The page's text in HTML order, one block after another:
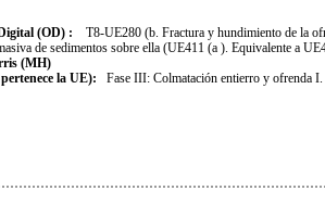
(OD) :
T8-UE280 (b. Fractura y hundimiento de la
de sedimentos sobre ella (UE411 (a ). Equivalente a
(MH)
la UE):
Fase III: Colmatación entierro y ofrenda